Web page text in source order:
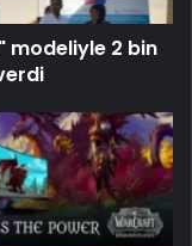
modeliyle 2 bin